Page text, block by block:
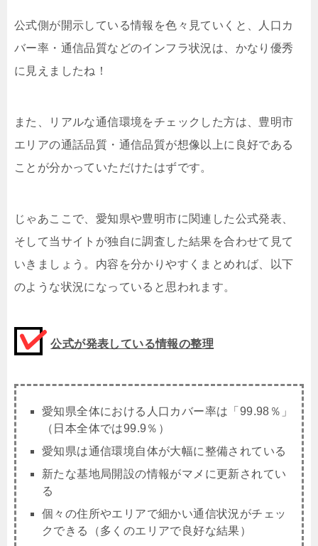
公式側が開示している情報を色々見ていくと、人口カ
バー率・通信品質などのインフラ状況は、かなり優秀
に見えましたね！
また、リアルな通信環境をチェックした方は、豊明市
エリアの通話品質・通信品質が想像以上に良好である
ことが分かっていただけたはずです。
じゃあここで、愛知県や豊明市に関連した公式発表、
そして当サイトが独自に調査した結果を合わせて見て
いきましょう。内容を分かりやすくまとめれば、以下
のような状況になっていると思われます。
公式が発表している情報の整理
愛知県全体における人口カバー率は「 99.98 ％」
（日本全体では99.9％）
愛知県は通信環境自体が大幅に整備されている
新たな基地局開設の情報がマメに更新されてい
る
個々の住所やエリアで細かい通信状況がチェッ
クできる（多くのエリアで良好な結果）